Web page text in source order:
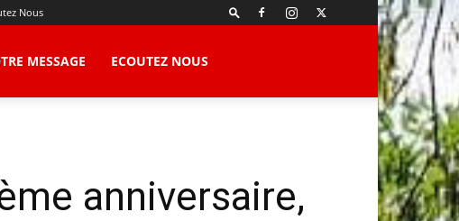
Nous
MESSAGE ECOUTEZ NOUS
anniversaire,